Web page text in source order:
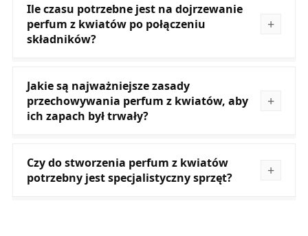
Ile czasu potrzebne jest na dojrzewanie
perfum z kwiatów po połączeniu
składników?
Jakie są najważniejsze zasady
przechowywania perfum z kwiatów, aby
ich zapach był trwały?
Czy do stworzenia perfum z kwiatów
potrzebny jest specjalistyczny sprzęt?